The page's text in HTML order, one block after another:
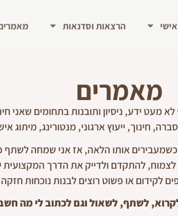
אישי הרצאות וסדנאות
מאמרים
מעט ידע, ניסיון ותובנות בתחומים שאני
חינוך, ייעוץ ארגוני, מנטורינג, מיתוג
אותו הלאה, אז אני שמחה לשתף
לצמוח, להתקדם ולדייק את הדרך
או פשוט רוצים לבנות נוכחות חזקה
לקרוא, לשתף, לשאול וגם לכתוב לי מה